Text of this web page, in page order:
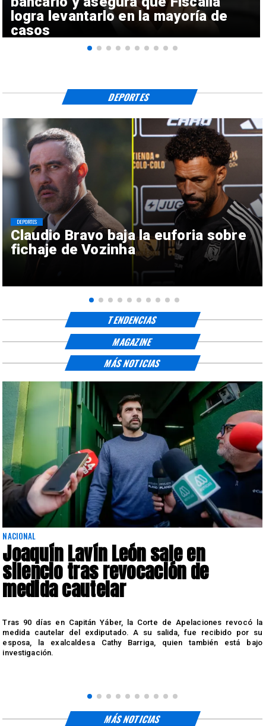
logra levantarlo en la mayoría de
casos
Claudio Bravo baja la euforia sobre
fichaje de Vozinha
DEPORTES
DEPORTES
TENDENCIAS
MAGAZINE
NACIONAL
Joaquín Lavín León sale en
silencio tras revocación de
medida cautelar
Tras 90 días en Capitán Yáber, la Corte de Apelaciones revocó la
medida cautelar del exdiputado. A su salida, fue recibido por su
esposa, la exalcaldesa Cathy Barriga, quien también está bajo
investigación.
MÁS NOTICIAS
MÁS NOTICIAS